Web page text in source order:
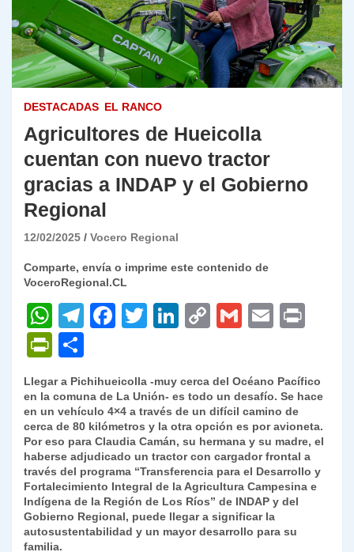
DESTACADAS EL RANCO
Agricultores de Hueicolla
cuentan con nuevo tractor
gracias a INDAP y el Gobierno
Regional
12/02/2025 Vocero Regional
Comparte, envía o imprime este contenido de
VoceroRegional.CL
W
h
at
s
A
p
p
T
gr
a
m
F
e
b
o
o
k
T
er
Li
e
dI
n
C
y
Li
n
k
G
l
E
l
P
nt
Fr
ie
n
dl
y
o
m
p
ar
tir
Llegar a Pichihueicolla -muy cerca del Océano Pacífico
en la comuna de La Unión- es todo un desafío. Se hace
en un vehículo 4×4 a través de un difícil camino de
cerca de 80 kilómetros y la otra opción es por avioneta.
Por eso para Claudia Camán, su hermana y su madre, el
haberse adjudicado un tractor con cargador frontal a
través del programa “Transferencia para el Desarrollo y
Fortalecimiento Integral de la Agricultura Campesina e
Indígena de la Región de Los Ríos” de INDAP y del
Gobierno Regional, puede llegar a significar la
autosustentabilidad y un mayor desarrollo para su
familia.